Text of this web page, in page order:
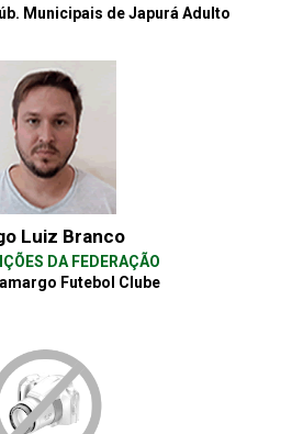
Municipais de Japurá Adulto
Luiz Branco
DA FEDERAÇÃO
Futebol Clube